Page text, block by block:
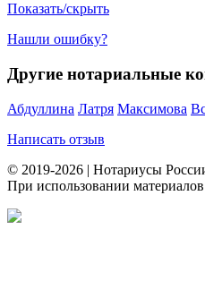
Показать/скрыть
Нашли ошибку?
Другие нотариальные
Абдуллина Латря Максимова
Написать отзыв
© 2019-2026 | Нотариусы
При использовании